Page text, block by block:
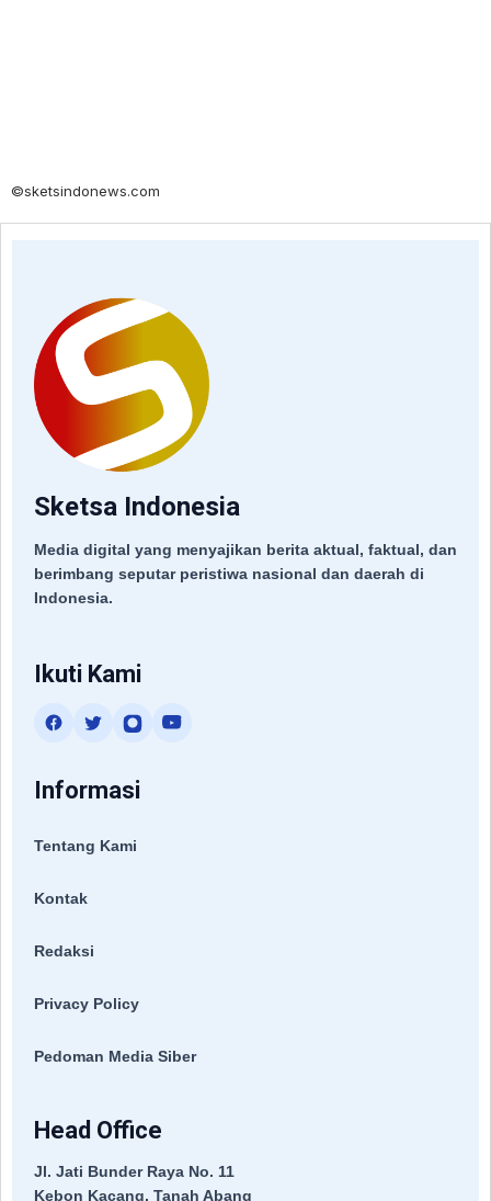
©sketsindonews.com
Sketsa Indonesia
Media digital yang menyajikan berita aktual, faktual, dan
berimbang seputar peristiwa nasional dan daerah di
Indonesia.
Ikuti Kami
Informasi
Tentang Kami
Kontak
Redaksi
Privacy Policy
Pedoman Media Siber
Head Office
Jl. Jati Bunder Raya No. 11
Kebon Kacang, Tanah Abang